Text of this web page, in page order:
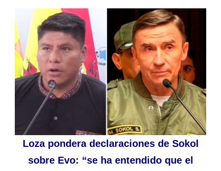
Loza pondera declaraciones de Sokol
sobre Evo: “se ha entendido que el